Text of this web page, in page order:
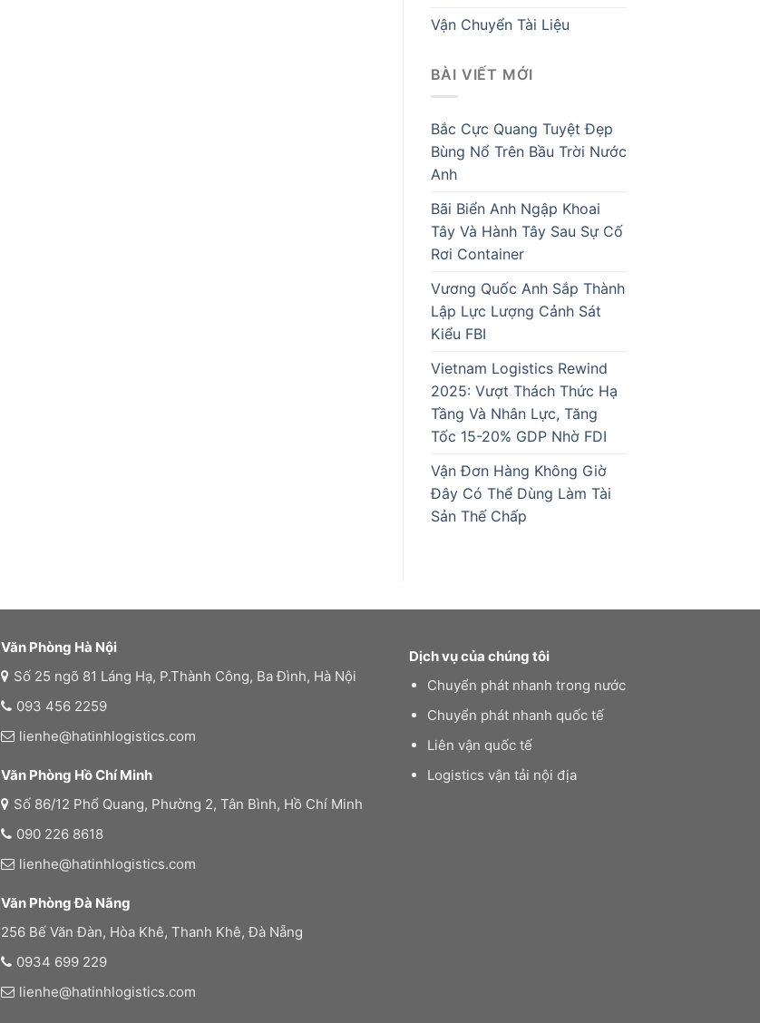
Vận Chuyển Tài Liệu
BÀI VIẾT MỚI
Bắc Cực Quang Tuyệt Đẹp
Bùng Nổ Trên Bầu Trời Nước
Anh
Bãi Biển Anh Ngập Khoai
Tây Và Hành Tây Sau Sự Cố
Rơi Container
Vương Quốc Anh Sắp Thành
Lập Lực Lượng Cảnh Sát
Kiểu FBI
Vietnam Logistics Rewind
2025: Vượt Thách Thức Hạ
Tầng Và Nhân Lực, Tăng
Tốc 15-20% GDP Nhờ FDI
Vận Đơn Hàng Không Giờ
Đây Có Thể Dùng Làm Tài
Sản Thế Chấp
Văn Phòng Hà Nội
Số 25 ngõ 81 Láng Hạ, P.Thành Công, Ba Đình, Hà Nội
093 456 2259
lienhe@hatinhlogistics.com
Văn Phòng Hồ Chí Minh
Số 86/12 Phổ Quang, Phường 2, Tân Bình, Hồ Chí Minh
090 226 8618
lienhe@hatinhlogistics.com
Văn Phòng Đà Nãng
256 Bế Văn Đàn, Hòa Khê, Thanh Khê, Đà Nẵng
0934 699 229
lienhe@hatinhlogistics.com
Dịch vụ của chúng tôi
Chuyển phát nhanh trong nước
Chuyển phát nhanh quốc tế
Liên vận quốc tế
Logistics vận tải nội địa